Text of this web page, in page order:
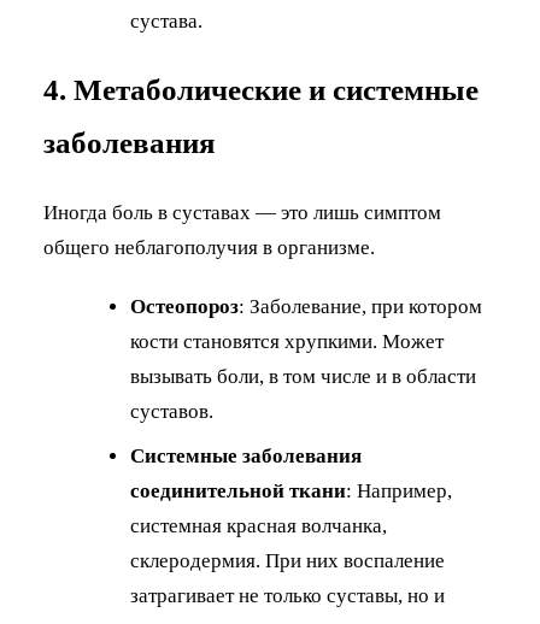
сустава.
4. Метаболические и системные
заболевания
Иногда боль в суставах — это лишь симптом
общего неблагополучия в организме.
Остеопороз: Заболевание, при котором
кости становятся хрупкими. Может
вызывать боли, в том числе и в области
суставов.
Системные заболевания
соединительной ткани: Например,
системная красная волчанка,
склеродермия. При них воспаление
затрагивает не только суставы, но и